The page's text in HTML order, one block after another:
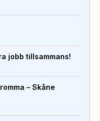
jobb tillsammans!
– Skåne